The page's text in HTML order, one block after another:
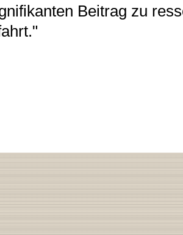
Beitrag zu